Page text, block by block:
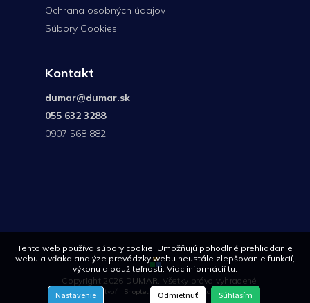
Tento web používa súbory cookie. Umožňujú pohodlné prehliadanie
webu a vďaka analýze prevádzky webu neustále zlepšovanie funkcií,
výkonu a použiteľnosti. Viac informáciítu.
Nastavenie Odmietnuť Súhlasím
Ochrana osobných údajov
Súbory Cookies
Kontakt
dumar@dumar.sk
055 632 3288
0907 568 882
Copyright 2026 DUMAR . Všetky práva vyhradené.
Vytvořil Shoptet | Design Shoptetak.cz
568